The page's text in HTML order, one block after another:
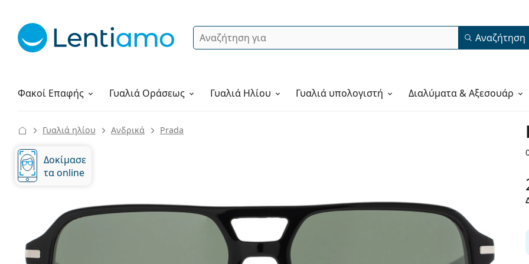
Αναζήτηση Αναζήτηση
Φακοί Επαφής
Υγρά φακών ΓυαλιάΟράσεως Γυαλιά Ηλίου Γυαλιά υπολογιστή Διαλύματα & Αξεσουάρ
Πώς να παραγγείλετε
Γυαλιά ηλίου Ανδρικά Prada
Δοκίμασε
τα online